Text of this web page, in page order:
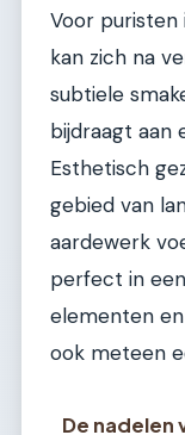
Voor puristen
kan zich na
subtiele
bijdraagt aan
Esthetisch
gebied van
aardewerk
perfect in
elementen
ook meteen
De nadelen